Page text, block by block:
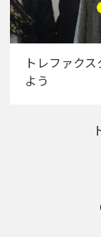
トレファク
よう